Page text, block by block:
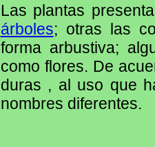
Las plantas
árboles; otras las
forma arbustiva;
como flores. De
duras , al uso que
nombres diferentes.